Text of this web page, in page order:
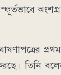
তিনি